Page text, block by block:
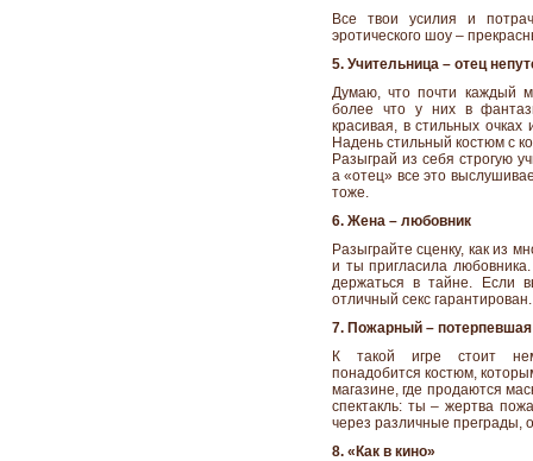
Все твои усилия и
эротического шоу –
5. Учительница – отец
Думаю, что почти каждый
более что у них в
красивая, в стильных
Надень стильный костюм с
Разыграй из себя строгую
а «отец» все это
тоже.
6. Жена – любовник
Разыграйте сценку, как из
и ты пригласила
держаться в тайне. Если
отличный секс гарантирован.
7. Пожарный – потерпевшая
К такой игре стоит
понадобится костюм,
магазине, где продаются
спектакль: ты – жертва
через различные преграды,
8. «Как в кино»